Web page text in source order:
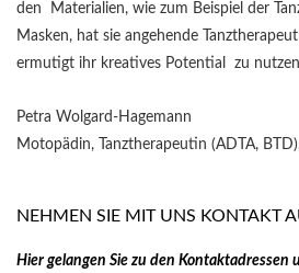
den Materialien, wie zum Beispiel der
Masken, hat sie angehende
ermutigt ihr kreatives Potential zu
Petra Wolgard-Hagemann
Motopädin, Tanztherapeutin (ADTA,
NEHMEN SIE MIT UNS KONTAKT
Hier gelangen Sie zu den